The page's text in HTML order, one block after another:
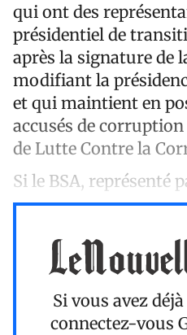
qui ont des
présidentiel de
après la signature de
modifiant la
et qui maintient en
accusés de
de Lutte Contre la
Si le BSA, représenté
Si vous avez
connectez-vous